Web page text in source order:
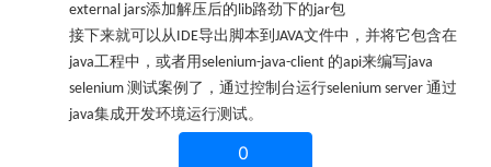
external jars添加解压后的lib路劲下的jar包
接下来就可以从IDE导出脚本到 JAVA文件中，并将它包含在
java工程中，或者用selenium-java-client 的api来编写java
selenium 测试案例了，通过控制台运行selenium server 通过
java集成开发环境运行测试。
0